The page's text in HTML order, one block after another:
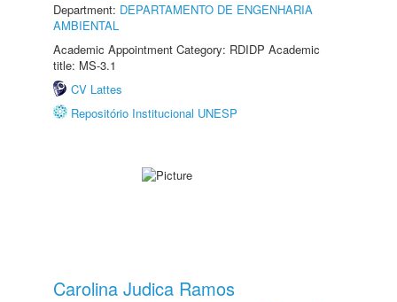
Department: DEPARTAMENTO DE ENGENHARIA
AMBIENTAL
Academic Appointment Category: RDIDP Academic
title: MS-3.1
CV Lattes
Repositório Institucional UNESP
Carolina Judica Ramos